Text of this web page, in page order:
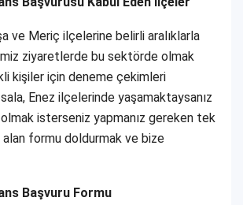
ve Meriç ilçelerine belirli aralıklarla
ziyaretlerde bu sektörde olmak
kişiler için deneme çekimleri
Enez ilçelerinde yaşamaktaysanız
isterseniz yapmanız gereken tek
alan formu doldurmak ve bize
Başvuru Formu